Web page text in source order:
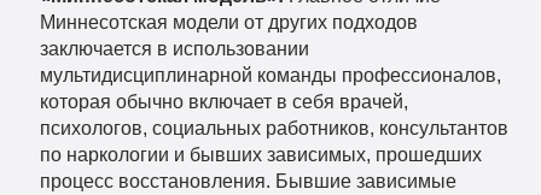
Миннесотская модели от других подходов
заключается в использовании
мультидисциплинарной команды профессионалов,
которая обычно включает в себя врачей,
психологов, социальных работников, консультантов
по наркологии и бывших зависимых, прошедших
процесс восстановления. Бывшие зависимые